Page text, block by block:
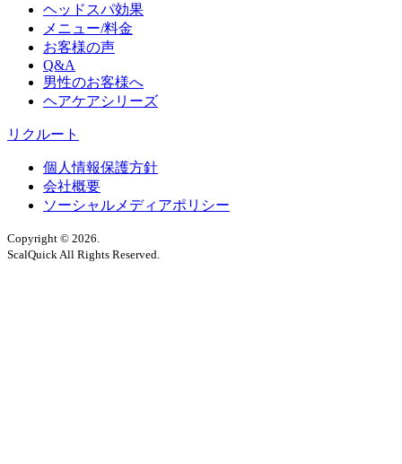
ヘッドスパ効果
メニュー/料金
お客様の声
Q&A
男性のお客様へ
ヘアケアシリーズ
リクルート
個人情報保護方針
会社概要
ソーシャルメディアポリシー
Copyright © 2026.
ScalQuick All Rights Reserved.